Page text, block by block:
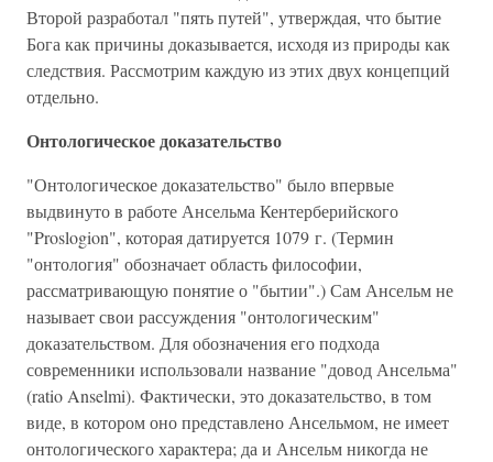
Второй разработал "пять путей", утверждая, что бытие
Бога как причины доказывается, исходя из природы как
следствия. Рассмотрим каждую из этих двух концепций
отдельно.
Онтологическое доказательство
"Онтологическое доказательство" было впервые
выдвинуто в работе Ансельма Кентерберийского
"Proslogion", которая датируется 1079 г. (Термин
"онтология" обозначает область философии,
рассматривающую понятие о "бытии".) Сам Ансельм не
называет свои рассуждения "онтологическим"
доказательством. Для обозначения его подхода
современники использовали название "довод Ансельма"
(ratio Anselmi). Фактически, это доказательство, в том
виде, в котором оно представлено Ансельмом, не имеет
онтологического характера; да и Ансельм никогда не